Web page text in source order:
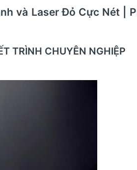
và Laser Đỏ Cực Nét |
TRÌNH CHUYÊN NGHIỆP